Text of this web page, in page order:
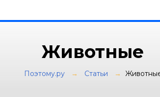
Животные
Поэтому.ру → Статьи →